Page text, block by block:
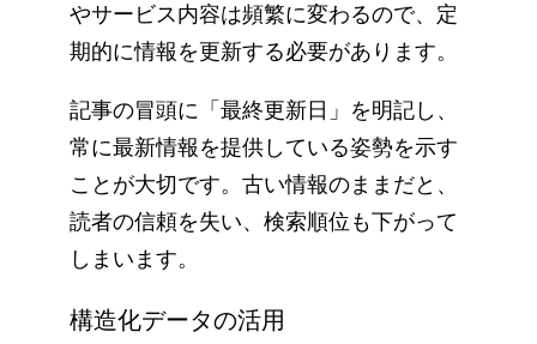
やサービス内容は頻繁に変わるので、定
期的に情報を更新する必要があります。
記事の冒頭に「最終更新日」を明記し、
常に最新情報を提供している姿勢を示す
ことが大切です。古い情報のままだと、
読者の信頼を失い、検索順位も下がって
しまいます。
構造化データの活用